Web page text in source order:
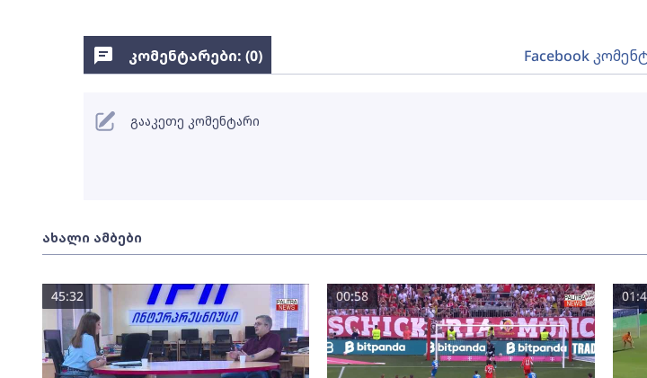
ახალი ამბები
45:32 00:58
კომენტარები: (0) Facebook
გააკეთე კომენტარი